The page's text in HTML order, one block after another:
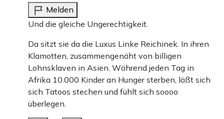
Melden
Und die gleiche Ungerechtigkeit.
Da sitzt sie da die Luxus Linke Reichinek. In ihren
Klamotten, zusammengenäht von billigen
Lohnsklaven in Asien. Während jeden Tag in
Afrika 10.000 Kinder an Hunger sterben, läßt sich
sich Tatoos stechen und fühlt sich soooo
überlegen.